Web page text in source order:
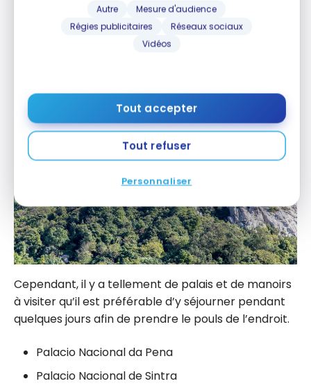
Autre
Mesure d'audience
Régies publicitaires
Réseaux sociaux
Vidéos
Tout accepter
Tout refuser
Personnaliser
attraits les plus populaires auPortugal
escapade à Sintra se réalise facilement à partir de
la station de train Rossio de Lisbonne.
Cependant, il y a tellement de palais et de manoirs
à visiter qu’il est préférable d’y séjourner pendant
quelques jours afin de prendre le pouls de l’endroit.
Palacio Nacional da Pena
Palacio Nacional de Sintra